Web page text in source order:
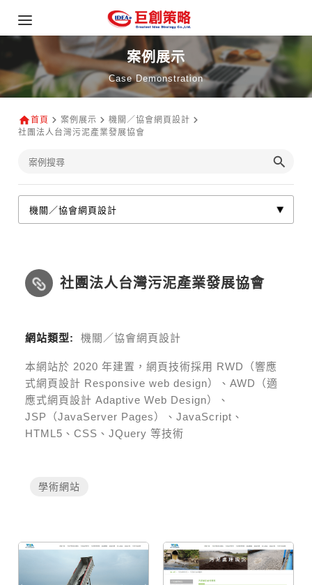
案例展示
Case Demonstration
首頁 案例展示
機關／協會網頁設計
社團法人台灣污泥產業發展協會
社團法人台灣污泥產業發展協會
網站類型: 機關／協會網頁設計
本網站於 2020 年建置，網頁技術採用 RWD（響應
式網頁設計 Responsive web design）、AWD（適
應式網頁設計 Adaptive Web Design）、
JSP（JavaServer Pages）、JavaScript、
HTML5、CSS、JQuery 等技術
學術網站